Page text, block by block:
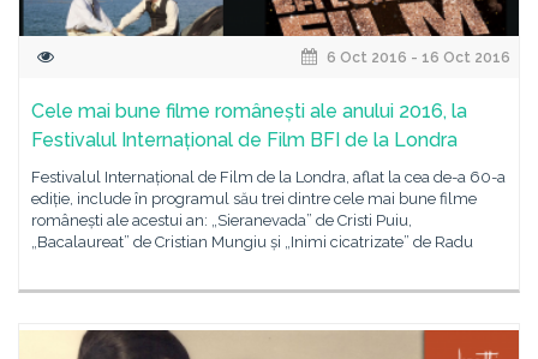
6 Oct 2016 - 16 Oct 2016
Cele mai bune filme românești ale anului 2016, la
Festivalul Internațional de Film BFI de la Londra
Festivalul Internațional de Film de la Londra, aflat la cea de-a 60-a
ediție, include în programul său trei dintre cele mai bune filme
românești ale acestui an: „Sieranevada” de Cristi Puiu,
„Bacalaureat” de Cristian Mungiu și „Inimi cicatrizate” de Radu